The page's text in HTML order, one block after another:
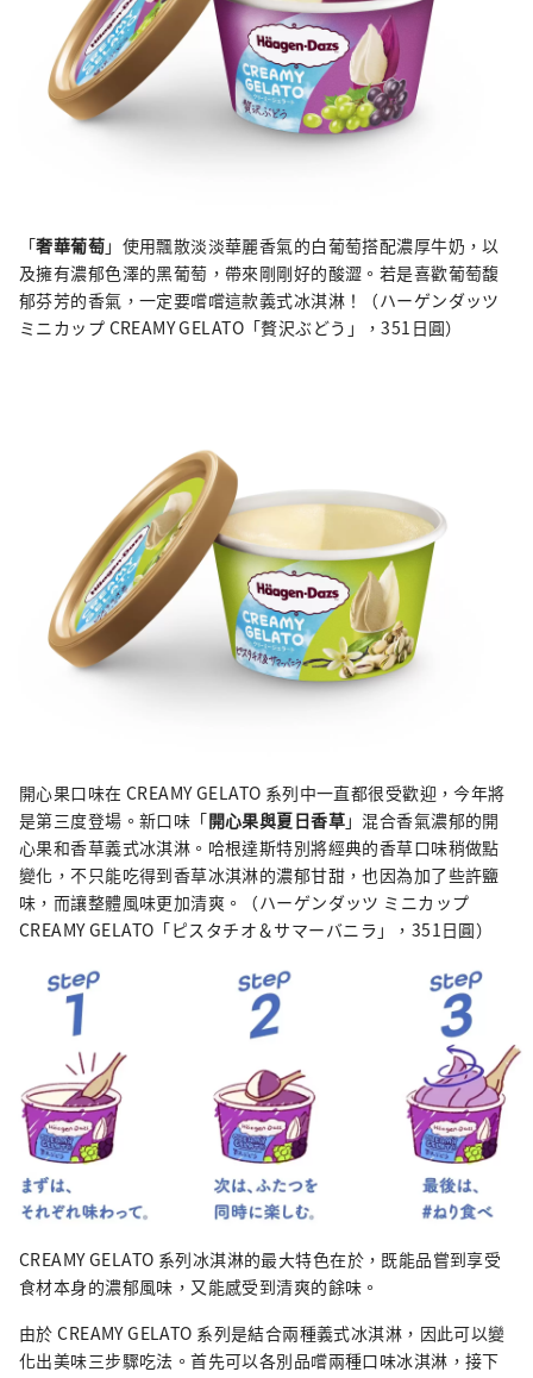
「奢華葡萄」使用飄散淡淡華麗香氣的白葡萄搭配濃厚牛奶，以
及擁有濃郁色澤的黑葡萄，帶來剛剛好的酸澀。若是喜歡葡萄馥
郁芬芳的香氣，一定要嚐嚐這款義式冰淇淋！（ハーゲンダッツ
ミニカップ CREAMY GELATO「贅沢ぶどう」，351日圓）
開心果口味在 CREAMY GELATO 系列中一直都很受歡迎，今年將
是第三度登場。新口味「開心果與夏日香草」混合香氣濃郁的開
心果和香草義式冰淇淋。哈根達斯特別將經典的香草口味稍做點
變化，不只能吃得到香草冰淇淋的濃郁甘甜，也因為加了些許鹽
味，而讓整體風味更加清爽。（ハーゲンダッツ ミニカップ
CREAMY GELATO「ピスタチオ＆サマーバニラ」，351日圓）
CREAMY GELATO 系列冰淇淋的最大特色在於，既能品嘗到享受
食材本身的濃郁風味，又能感受到清爽的餘味。
由於 CREAMY GELATO 系列是結合兩種義式冰淇淋，因此可以變
化出美味三步驟吃法。首先可以各別品嚐兩種口味冰淇淋，接下